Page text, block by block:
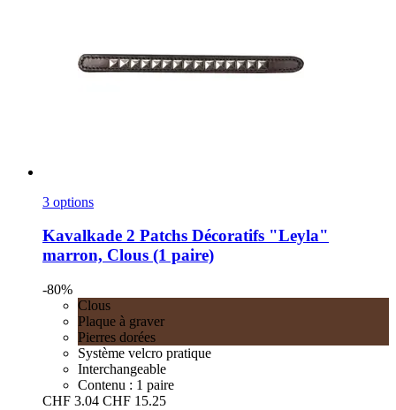
3 options
Kavalkade 2 Patchs Décoratifs "Leyla"
marron, Clous (1 paire)
-80%
Clous
Plaque à graver
Pierres dorées
Système velcro pratique
Interchangeable
Contenu : 1 paire
CHF 3.04 CHF 15.25